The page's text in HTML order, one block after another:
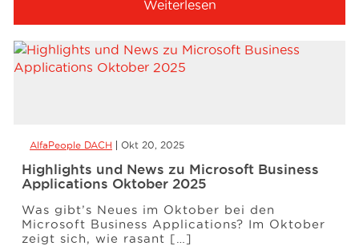
Weiterlesen
AlfaPeople DACH Okt 20, 2025
Highlights und News zu Microsoft Business
Applications Oktober 2025
Was gibt’s Neues im Oktober bei den
Microsoft Business Applications? Im Oktober
zeigt sich, wie rasant […]